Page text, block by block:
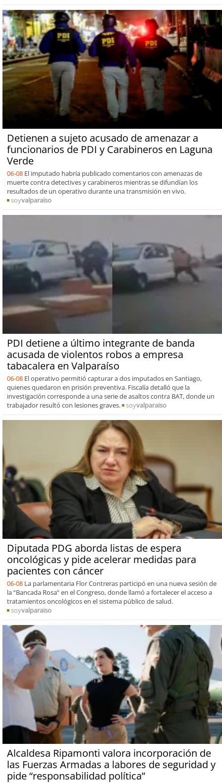
Detienen a sujeto acusado de amenazar a
funcionarios de PDI y Carabineros en Laguna
Verde
06-08 El imputado habría publicado comentarios con amenazas de
muerte contra detectives y carabineros mientras se difundían los
resultados de un operativo durante una transmisión en vivo.
soyvalparaiso
PDI detiene a último integrante de banda
acusada de violentos robos a empresa
tabacalera en Valparaíso
06-08 El operativo permitió capturar a dos imputados en Santiago,
quienes quedaron en prisión preventiva. Fiscalía detalló que la
investigación corresponde a una serie de asaltos contra BAT, donde un
trabajador resultó con lesiones graves.
soyvalparaiso
Diputada PDG aborda listas de espera
oncológicas y pide acelerar medidas para
pacientes con cáncer
06-08 La parlamentaria Flor Contreras participó en una nueva sesión de
la “Bancada Rosa” en el Congreso, donde llamó a fortalecer el acceso a
tratamientos oncológicos en el sistema público de salud.
soyvalparaiso
Alcaldesa Ripamonti valora incorporación de
las Fuerzas Armadas a labores de seguridad y
pide “responsabilidad política”